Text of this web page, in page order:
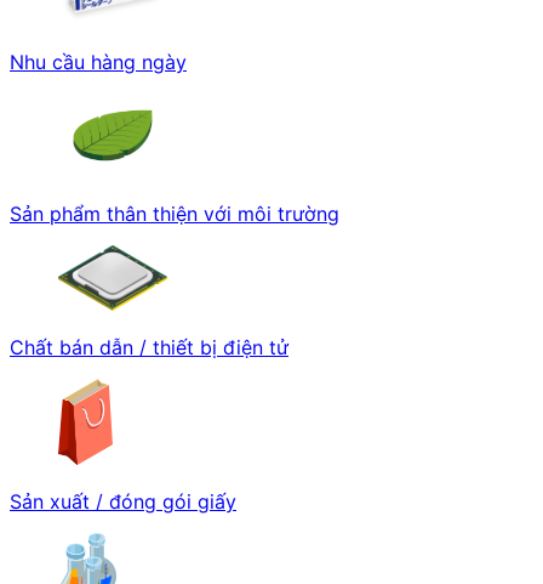
Nhu cầu hàng ngày
Sản phẩm thân thiện với môi trường
Chất bán dẫn / thiết bị điện tử
Sản xuất / đóng gói giấy